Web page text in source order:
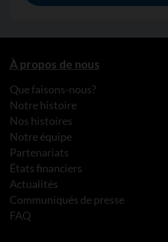
À propos de nous
Que faisons-nous?
Notre histoire
Nos histoires
Notre équipe
Partenariats
États financiers
Actualités
Communiqués de presse
FAQ